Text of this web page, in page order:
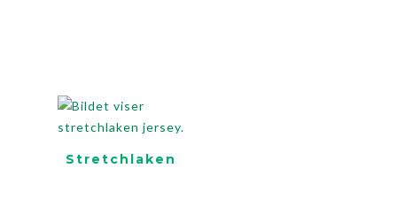
Stretchlaken